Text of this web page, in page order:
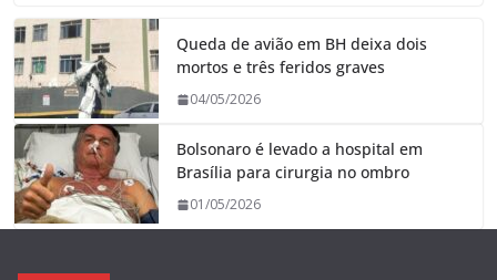
Queda de avião em BH deixa dois
mortos e três feridos graves
04/05/2026
Bolsonaro é levado a hospital em
Brasília para cirurgia no ombro
01/05/2026